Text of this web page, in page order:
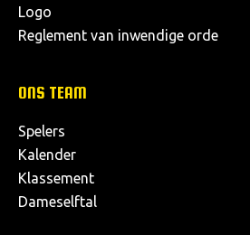
Logo
Reglement van inwendige orde
ONS TEAM
Spelers
Kalender
Klassement
Dameselftal